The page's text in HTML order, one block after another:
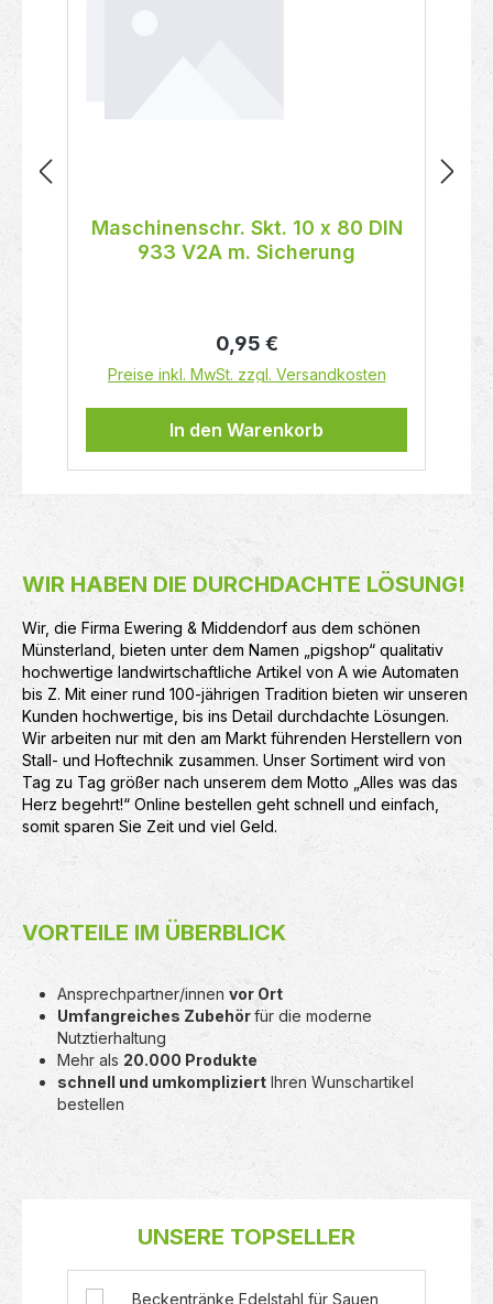
Maschinenschr. Skt. 10 x 80 DIN
933 V2A m. Sicherung
Regulärer Preis:
0,95 €
Preise inkl. MwSt. zzgl. Versandkosten
In den Warenkorb
WIR HABEN DIE DURCHDACHTE LÖSUNG!
Wir, die Firma Ewering & Middendorf aus dem schönen
Münsterland, bieten unter dem Namen „pigshop“ qualitativ
hochwertige landwirtschaftliche Artikel von A wie Automaten
bis Z. Mit einer rund 100-jährigen Tradition bieten wir unseren
Kunden hochwertige, bis ins Detail durchdachte Lösungen.
Wir arbeiten nur mit den am Markt führenden Herstellern von
Stall- und Hoftechnik zusammen. Unser Sortiment wird von
Tag zu Tag größer nach unserem dem Motto „Alles was das
Herz begehrt!“ Online bestellen geht schnell und einfach,
somit sparen Sie Zeit und viel Geld.
VORTEILE IM ÜBERBLICK
Ansprechpartner/innen vor Ort
Umfangreiches Zubehörfür die moderne
Nutztierhaltung
Mehr als 20.000 Produkte
schnell und umkompliziert Ihren Wunschartikel
bestellen
Produktgalerie überspringen
UNSERE TOPSELLER